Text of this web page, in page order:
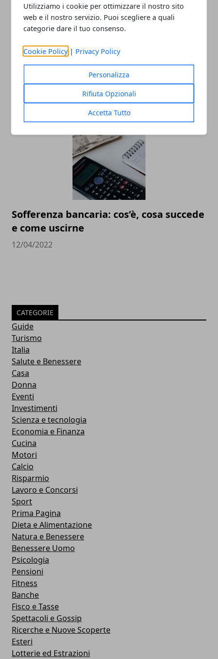
Utilizziamo i cookie per ottimizzare il nostro sito
web e il nostro servizio. Puoi scegliere a quali
categorie dare il tuo consenso.
Cookie Policy | Privacy Policy
Personalizza
Rifiuta Opzionali
Accetta Tutto
Simulazione mutuo: come funziona e
come calcolare le rate
Sofferenza bancaria: cos’è, cosa succede
e come uscirne
12/04/2022
CATEGORIE
Guide
Turismo
Italia
Salute e Benessere
Casa
Donna
Eventi
Investimenti
Scienza e tecnologia
Economia e Finanza
Cucina
Motori
Calcio
Risparmio
Lavoro e Concorsi
Sport
Prima Pagina
Dieta e Alimentazione
Natura e Benessere
Benessere Uomo
Psicologia
Pensioni
Fitness
Banche
Fisco e Tasse
Spettacoli e Gossip
Ricerche e Nuove Scoperte
Esteri
Lotterie ed Estrazioni